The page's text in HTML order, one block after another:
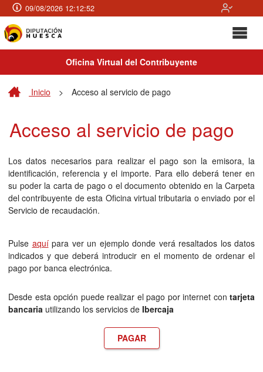
09/08/2026 12:12:52
Oficina Virtual del Contribuyente
Inicio > Acceso al servicio de pago
Acceso al servicio de pago
Los datos necesarios para realizar el pago son la emisora, la
identificación, referencia y el importe. Para ello deberá tener en
su poder la carta de pago o el documento obtenido en la Carpeta
del contribuyente de esta Oficina virtual tributaria o enviado por el
Servicio de recaudación.
Pulse aquí para ver un ejemplo donde verá resaltados los datos
indicados y que deberá introducir en el momento de ordenar el
pago por banca electrónica.
Desde esta opción puede realizar el pago por internet con tarjeta
bancaria utilizando los servicios de Ibercaja
PAGAR